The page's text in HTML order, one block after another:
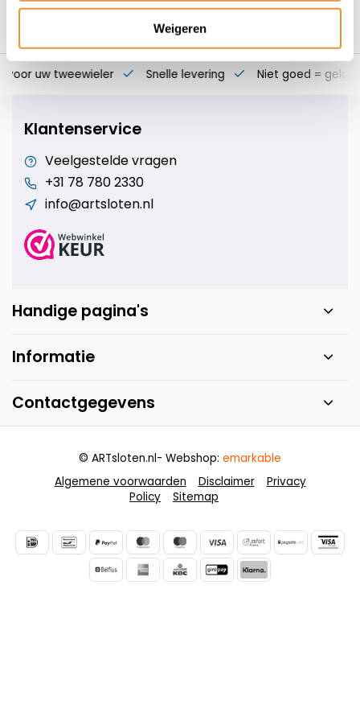
Weigeren
voor uw tweewieler Snelle levering Niet goed = geld
Klantenservice
Veelgestelde vragen
+31 78 780 2330
info@artsloten.nl
Handige pagina's
Informatie
Contactgegevens
Algemene voorwaarden Disclaimer
Privacy
Policy
Sitemap
© ARTsloten.nl- Webshop: emarkable